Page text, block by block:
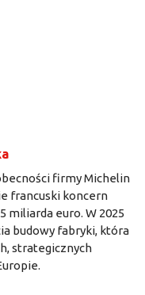
firmy Michelin
francuski koncern
miliarda euro. W 2025
budowy fabryki, która
strategicznych